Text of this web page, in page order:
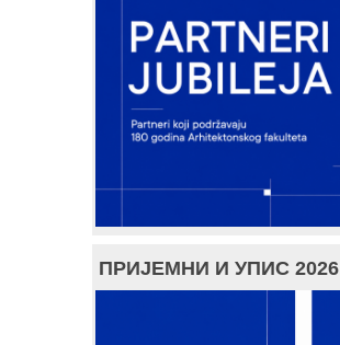
ПРИЈЕМНИ И УПИС 2026